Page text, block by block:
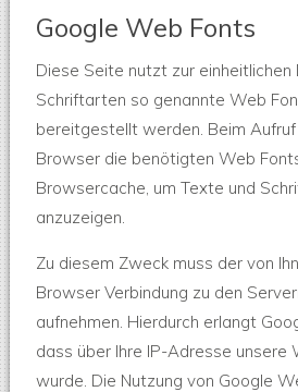
Google Web Fonts
Diese Seite nutzt zur einheitlichen
Schriftarten so genannte Web
bereitgestellt werden. Beim
Browser die benötigten Web
Browsercache, um Texte und
anzuzeigen.
Zu diesem Zweck muss der von
Browser Verbindung zu den
aufnehmen. Hierdurch erlangt
dass über Ihre IP-Adresse unsere
wurde. Die Nutzung von Google